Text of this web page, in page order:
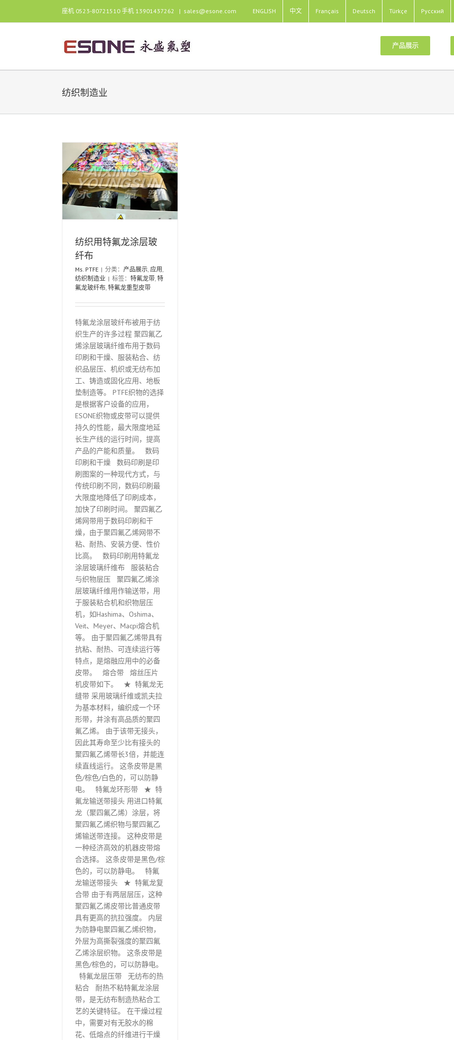
座机 0523-80721510 手机 13901437262 | sales@esone.com ENGLISH 中文 Français Deutsch Türkçe Pусский
产品展示
纺织制造业
纺织用特氟龙涂层玻
纤布
Ms. PTFE | 分类： 产品展示, 应用,
纺织制造业 | 标签： 特氟龙带, 特
氟龙玻纤布, 特氟龙重型皮带
特氟龙涂层玻纤布被用于纺
织生产的许多过程 聚四氟乙
烯涂层玻璃纤维布用于数码
印刷和干燥、服装粘合、纺
织品层压、机织或无纺布加
工、铸造或固化应用、地板
垫制造等。 PTFE织物的选择
是根据客户设备的应用，
ESONE织物或皮带可以提供
持久的性能，最大限度地延
长生产线的运行时间，提高
产品的产能和质量。 数码
印刷和干燥 数码印刷是印
刷图案的一种现代方式，与
传统印刷不同，数码印刷最
大限度地降低了印刷成本，
加快了印刷时间。 聚四氟乙
烯网带用于数码印刷和干
燥，由于聚四氟乙烯网带不
粘、耐热、安装方便、性价
比高。 数码印刷用特氟龙
涂层玻璃纤维布 服装粘合
与织物层压 聚四氟乙烯涂
层玻璃纤维用作输送带，用
于服装粘合机和织物层压
机，如Hashima、Oshima、
Veit、Meyer、Macpi熔合机
等。 由于聚四氟乙烯带具有
抗粘、耐热、可连续运行等
特点，是熔融应用中的必备
皮带。 熔合带 熔丝压片
机皮带如下。 ★ 特氟龙无
缝带 采用玻璃纤维或凯夫拉
为基本材料，编织成一个环
形带，并涂有高品质的聚四
氟乙烯。 由于该带无接头，
因此其寿命至少比有接头的
聚四氟乙烯带长3倍，并能连
续直线运行。 这条皮带是黑
色/棕色/白色的，可以防静
电。 特氟龙环形带 ★ 特
氟龙输送带接头 用进口特氟
龙（聚四氟乙烯）涂层，将
聚四氟乙烯织物与聚四氟乙
烯输送带连接。 这种皮带是
一种经济高效的机器皮带熔
合选择。 这条皮带是黑色/棕
色的，可以防静电。 特氟
龙输送带接头 ★ 特氟龙复
合带 由于有两层层压，这种
聚四氟乙烯皮带比普通皮带
具有更高的抗拉强度。 内层
为防静电聚四氟乙烯织物，
外层为高撕裂强度的聚四氟
乙烯涂层织物。 这条皮带是
黑色/棕色的，可以防静电。
特氟龙层压带 无纺布的热
粘合 耐热不粘特氟龙涂层
带，是无纺布制造热粘合工
艺的关键特征。 在干燥过程
中，需要对有无胶水的棉
花、低熔点的纤维进行干燥